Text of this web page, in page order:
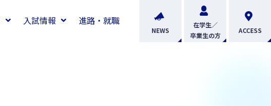
入試情報 進路・就職
NEWS
在学生／
卒業生の方
ACCESS